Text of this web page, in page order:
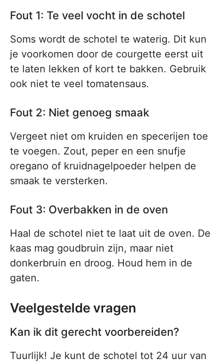
Fout 1: Te veel vocht in de schotel
Soms wordt de schotel te waterig. Dit kun
je voorkomen door de courgette eerst uit
te laten lekken of kort te bakken. Gebruik
ook niet te veel tomatensaus.
Fout 2: Niet genoeg smaak
Vergeet niet om kruiden en specerijen toe
te voegen. Zout, peper en een snufje
oregano of kruidnagelpoeder helpen de
smaak te versterken.
Fout 3: Overbakken in de oven
Haal de schotel niet te laat uit de oven. De
kaas mag goudbruin zijn, maar niet
donkerbruin en droog. Houd hem in de
gaten.
Veelgestelde vragen
Kan ik dit gerecht voorbereiden?
Tuurlijk! Je kunt de schotel tot 24 uur van